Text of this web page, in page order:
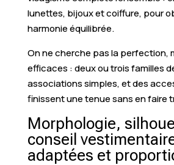
lunettes, bijoux et coiffure, pour
harmonie équilibrée.
On ne cherche pas la perfection,
efficaces : deux ou trois familles
associations simples, et des
finissent une tenue sans en faire
Morphologie,
conseil
adaptées et